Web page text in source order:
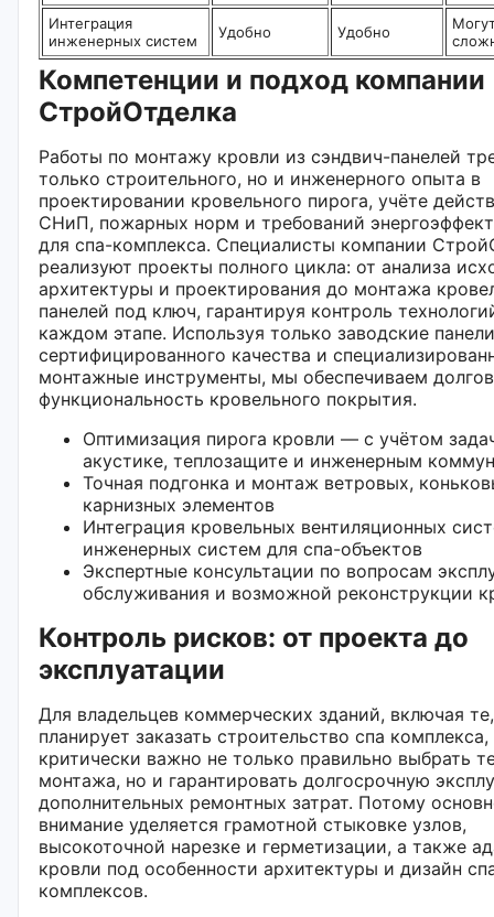
Интеграция
инженерных систем
Удобно Удобно
Компетенции и подход компании
СтройОтделка
Работы по монтажу кровли из сэндвич-панелей
только строительного, но и инженерного опыта в
проектировании кровельного пирога, учёте
СНиП, пожарных норм и требований
для спа-комплекса. Специалисты компании
реализуют проекты полного цикла: от анализа
архитектуры и проектирования до монтажа
панелей под ключ, гарантируя контроль
каждом этапе. Используя только заводские панели
сертифицированного качества и
монтажные инструменты, мы обеспечиваем
функциональность кровельного покрытия.
Оптимизация пирога кровли — с учётом
акустике, теплозащите и инженерным
Точная подгонка и монтаж ветровых,
карнизных элементов
Интеграция кровельных вентиляционных
инженерных систем для спа-объектов
Экспертные консультации по вопросам
обслуживания и возможной реконструкции
Контроль рисков: от проекта до
эксплуатации
Для владельцев коммерческих зданий, включая
планирует заказать строительство спа комплекса,
критически важно не только правильно выбрать
монтажа, но и гарантировать долгосрочную
дополнительных ремонтных затрат. Потому
внимание уделяется грамотной стыковке узлов,
высокоточной нарезке и герметизации, а также
кровли под особенности архитектуры и дизайн
комплексов.